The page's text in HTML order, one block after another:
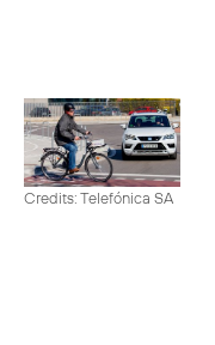
Credits: Telefónica SA